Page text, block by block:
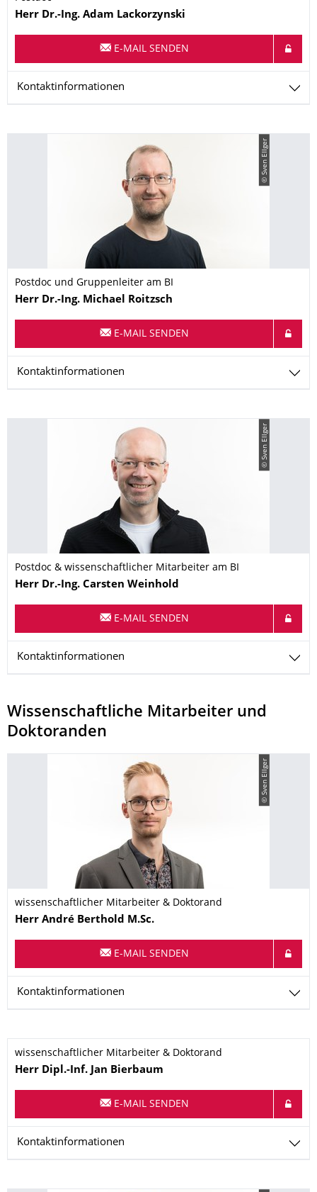
Name
Herr Dr.-Ing. Adam Lackorzynski
E-MAIL SENDEN
Kontaktinformationen
© Sven Ellger
Postdoc und Gruppenleiter am BI
Name
Herr Dr.-Ing. Michael Roitzsch
E-MAIL SENDEN
Kontaktinformationen
© Sven Ellger
Postdoc & wissenschaftlicher Mitarbeiter am BI
Name
Herr Dr.-Ing. Carsten Weinhold
E-MAIL SENDEN
Kontaktinformationen
Wissenschaftliche Mitarbeiter und
Doktoranden
© Sven Ellger
wissenschaftlicher Mitarbeiter & Doktorand
Name
Herr André Berthold M.Sc.
E-MAIL SENDEN
Kontaktinformationen
wissenschaftlicher Mitarbeiter & Doktorand
Name
Herr Dipl.-Inf. Jan Bierbaum
E-MAIL SENDEN
Kontaktinformationen